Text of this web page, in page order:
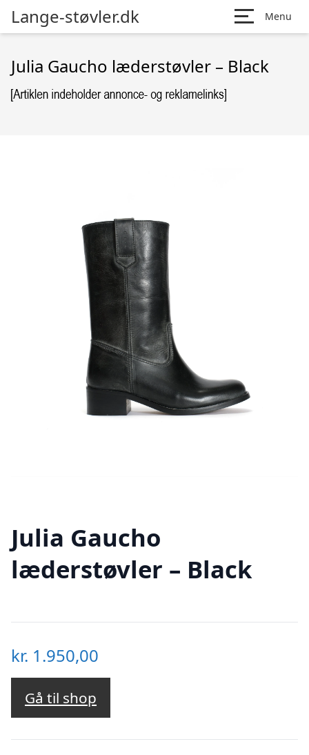
Lange-støvler.dk Menu
Julia Gaucho læderstøvler – Black
Julia Gaucho
læderstøvler – Black
kr. 1.950,00
Gå til shop